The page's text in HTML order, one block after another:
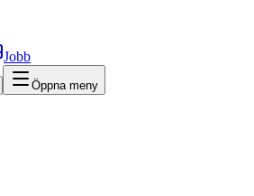
Jobb
Öppna meny